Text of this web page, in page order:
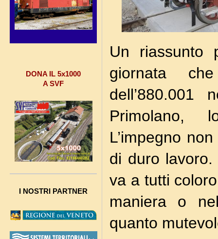
DONA IL 5x1000
A SVF
I NOSTRI PARTNER
Un riassunto
giornata
Primolano,
L’impegno
di duro
va a tutti
maniera o
quanto